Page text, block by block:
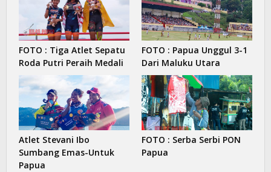
FOTO : Tiga Atlet Sepatu
Roda Putri Peraih Medali
FOTO : Papua Unggul 3-1
Dari Maluku Utara
Atlet Stevani Ibo
Sumbang Emas-Untuk
Papua
FOTO : Serba Serbi PON
Papua